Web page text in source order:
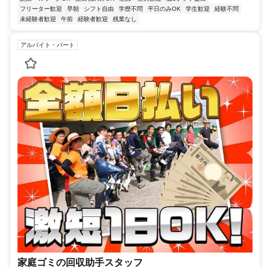
フリーター歓迎
早朝 シフト自由 学歴不問 平日のみOK 学生歓迎
経験不問
未経験者歓迎
午前 経験者歓迎 残業なし
アルバイト・パート
家庭ゴミの回収助手スタッフ